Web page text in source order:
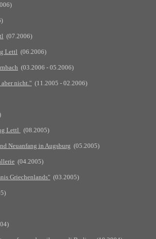
(07.2006)
Lettl (06.2006)
(03.2006 - 05.2006)
aber nicht." (11.2005 - 02.2006)
Lettl (08.2005)
Neuanfang in Augsburg (05.2005)
(04.2005)
Griechenlands" (03.2005)